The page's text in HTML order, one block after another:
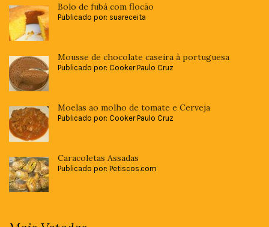
Bolo de fubá com flocão
Publicado por: suareceita
Mousse de chocolate caseira à portuguesa
Publicado por: Cooker Paulo Cruz
Moelas ao molho de tomate e Cerveja
Publicado por: Cooker Paulo Cruz
Caracoletas Assadas
Publicado por: Petiscos.com